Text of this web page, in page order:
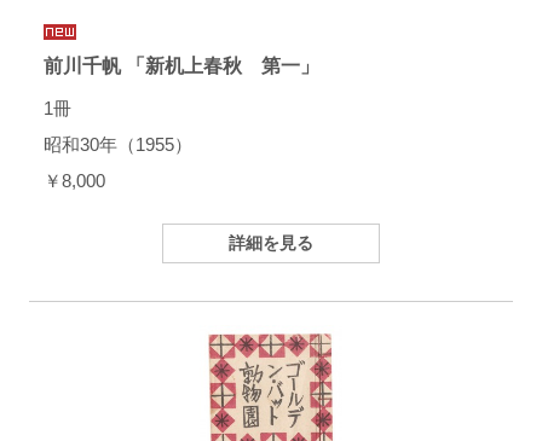
前川千帆 「新机上春秋 第一」
1冊
昭和30年（1955）
￥8,000
詳細を見る